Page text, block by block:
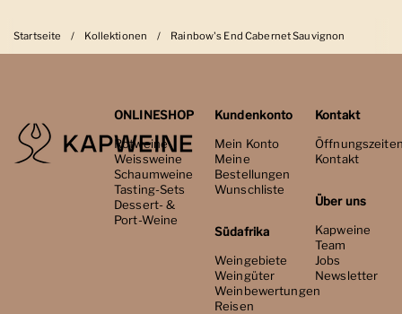
Startseite / Kollektionen / Rainbow's End Cabernet Sauvignon
ONLINESHOP
Rotweine
Weissweine
Schaumweine
Tasting-Sets
Dessert- &
Port-Weine
Kundenkonto
Mein Konto
Meine
Bestellungen
Wunschliste
Südafrika
Weingebiete
Weingüter
Weinbewertungen
Reisen
Kontakt
Kontakt
Über uns
Kapweine
Team
Jobs
Newsletter